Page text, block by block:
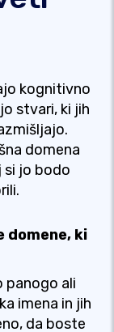
kognitivno
stvari, ki jih
domena
si jo bodo
domene, ki
panogo ali
imena in jih
da boste